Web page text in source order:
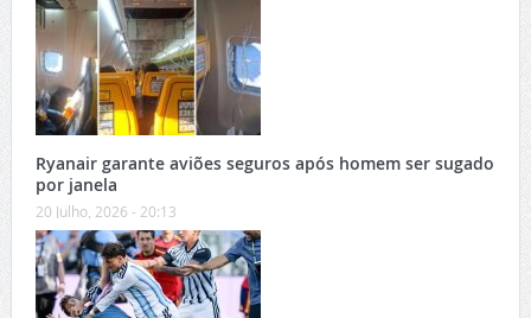
Ryanair garante aviões seguros após homem ser sugado
por janela
20 Julho, 2026 - 20:13